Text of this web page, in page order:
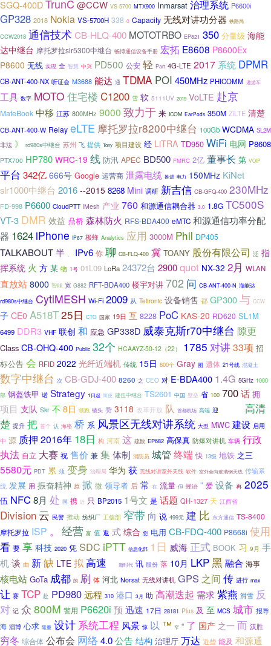
SGQ-400DTrunC @CCW VS-5700 MTX900 Inmarsat 治理系统 P6600i
GP328 2018 Nokia VS-5700H 338 0 Capacity 无线对讲功分器 铁路局
CCW2018 通信技术CB-HLQ-400 MOTOTRBO EP821 350 分量级 海能
达中继台 摩托罗拉slr5300中继台 畅博通信设备手册 宏拓 E8608 P8600Ex
P8600 无线 实现 全 智慧 中兴 PD500 公安 轻 Part 4G-LTE 2017 系统 DPMR
CB-ANT-400-NX 听证会 M3688 能达 通 TDMA POI 450MHz PHICOMM 遨游车
工具 数字 MOTO 住宅楼 C1200 雪 软 5111UV 2019 VoLTE 赴京
MateBook 中移 江苏 800MHz 9000 致力于 来 ICOM EarPods 350M ZiLTE 清楚
CB-ANT-400-W Relay eLTE 摩托罗拉r8200中继台 100Gb WCDMA SL2M
非法 》 rd980s中继台 苏州 飞 提供 Tony 项目建设 经 LiTRA TD950 WiFi 电网 P8608
PTX700 HP780 WRC-19 线 防汛 APEC BD500 FMRC 2亿 董事长 第 VOIP
平台 342亿 666号 Google 运营商 泄露电缆 推进 电力 150MHz KiNet
slr1000中继台 2016 --2015 8268 Mini 调研 新吉信 CB-GFQ-400 230MHz
FD-998 P6600 CloudPTT iMesh 产业 760 和源通信耦合器 3.0 1.8G TC500S
VT-3 DMR 效益 鼎桥 森林防火 RFS-BDA400 eMTC 和源通信功率分配
器 1624 iPhone IP67 极蜂 Analytics 应用 3000M Phil DP405
TALKABOUT半 、 IPv6 你 聊 CB-FLQ-400 冀 TOANY 股份有限公司 泛 指
挥系统 火 方 某 物 1号 01L09 LoRa 24372台 2900quot NX-32 2月 WLAN
直放站 8000 智能 宽 G882 RFT-BDA400 楼宇对讲 702 问 CB-ANT-400-N 海能达
rd980s中继台 CytiMESH Wi-Fi 2009 从 Teltronic 设备销售 都 GP300与 CCW
子 CE0 A518T25日 CTO 国家 19日 互 8228 PoC KAS-20 RD620 SL1M
6499 DDR3 VHF 联创 和 应急 GP338D 威泰克斯r70中继台 隙更
Class CB-OHQ-400 Public 32个 HCAAYZ-50-12（22） 1785 对讲33项 招
标公告 会 RFID 2022 光纤近端机 传统 15日 800个 Gray 图 遗体 21号线 混凝土
数字中继台 次 CB-GDJ-400 8260 之 CEO 对 E-BDA400 1.4G 5GHz 1000
部 钢盔铁甲 诺 Strategy 1日起 而使 建伍中继台 TS2601 中国 壁垒 省 100 700话 拥
项目 支队 Skr 不 8日 领跑 镜头 赞 3118 改革开放 队 首都机场 高端 迎
高清
楚 提升 把 首个 认 海格 桥 系 风景区无线对讲系统 大型 MWC 建设 启用
中 源 质押 2016年 18日 构 河南 这 疏散 EP682 高保真 防爆对讲机 车辆 行政
执法 自立 大赛 祝 售价 兼 集体制 消防员 城管 终端 快 13级 地铁 之三
5580元 PDT 累 须 变身 治理局 华为 获 无线对讲室外天线 软件 室外全向玻璃钢天线 传输系
统 发展 用 振奋精神 原 掀 微 领导者 后 常 在 流量 但 蜂语 ” 爱 设备 再 2025
伍 NFC 8月 处 国 携 近 只 BP2015 1号文 是 话题 QH-1327 天 江西省
Division 云 民警 推动 纺织厂 工信部 窄带 向 说 499元 建 比 东方通信 TS-8400
摩托罗拉 ISP 。 经营 富 值 返 式 综合 您 电用 CB-FDQ-400 P8668i 使用
看 要 享 科技 2020 凭 SDC iPTT 信息化部 1日 威海 正式 BOOK 习 9月 手
机谈 由 新缺 LTE 拟 高速 新时代 讯 股份 落 10月 LKP黑融合 海事
核电站 GoTa 成都 的 刷 体 河北 Norsat 无线对讲机 GPS 之间 传 进行 max
让 赛 TCP 赴 PD980远程 310 港口 3月 助 高潮迭起 需求紫燕 滑雪 反
对 记 众 800M 警用 P6620i 预 迅速 17日 28181 Plus 及 至 MCS 城市 报导
海 淄博 心求 隆重 设计 系统工程 风景 惊 以 ™ 窄 “ 了 国产 之一 而 汉胜
穷冬 综合体 公布会 网络 4.0公告 结构 治理厅 万达 近些 能及 和源通